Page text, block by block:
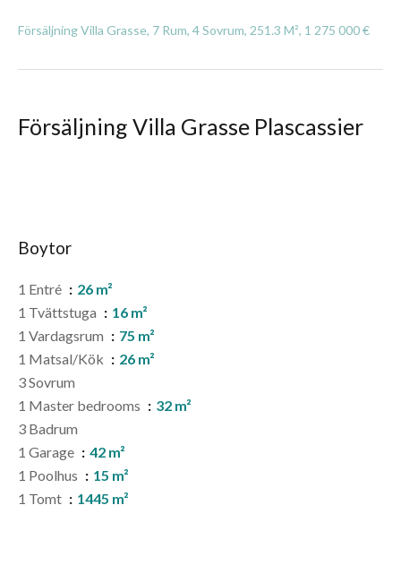
Försäljning Villa Grasse, 7 Rum, 4 Sovrum, 251.3 M², 1 275 000 €
Försäljning Villa Grasse Plascassier
Boytor
1 Entré
26 m²
1 Tvättstuga
16 m²
1 Vardagsrum
75 m²
1 Matsal/Kök
26 m²
3 Sovrum
1 Master bedrooms
32 m²
3 Badrum
1 Garage
42 m²
1 Poolhus
15 m²
1 Tomt
1445 m²